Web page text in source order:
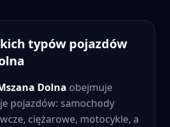
typów pojazdów
Dolna obejmuje
pojazdów: samochody
ciężarowe, motocykle, a